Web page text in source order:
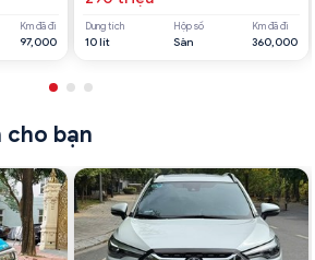
Km đã đi
97,000
Dung tích
10 lít
Hộp số
Sàn
Km đã đi
360,000
cho bạn